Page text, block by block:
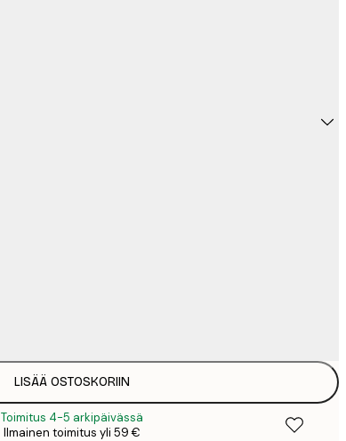
LISÄÄ OSTOSKORIIN
Toimitus 4-5 arkipäivässä
Ilmainen toimitus yli 59 €